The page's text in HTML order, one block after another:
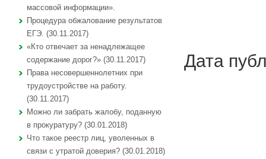
массовой информации».
Процедура обжалование результатов
ЕГЭ. (30.11.2017)
«Кто отвечает за ненадлежащее
содержание дорог?» (30.11.2017)
Права несовершеннолетних при
трудоустройстве на работу.
(30.11.2017)
Можно ли забрать жалобу, поданную
в прокуратуру? (30.01.2018)
Что такое реестр лиц, уволенных в
связи с утратой доверия? (30.01.2018)
Дата